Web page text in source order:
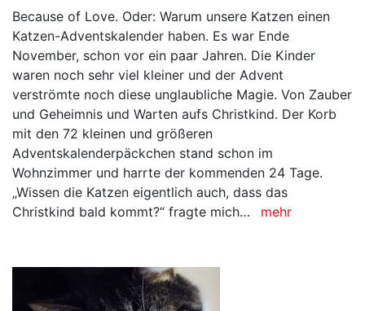
Because of Love. Oder: Warum unsere Katzen einen
Katzen-Adventskalender haben. Es war Ende
November, schon vor ein paar Jahren. Die Kinder
waren noch sehr viel kleiner und der Advent
verströmte noch diese unglaubliche Magie. Von Zauber
und Geheimnis und Warten aufs Christkind. Der Korb
mit den 72 kleinen und größeren
Adventskalenderpäckchen stand schon im
Wohnzimmer und harrte der kommenden 24 Tage.
„Wissen die Katzen eigentlich auch, dass das
Christkind bald kommt?“ fragte mich…
mehr